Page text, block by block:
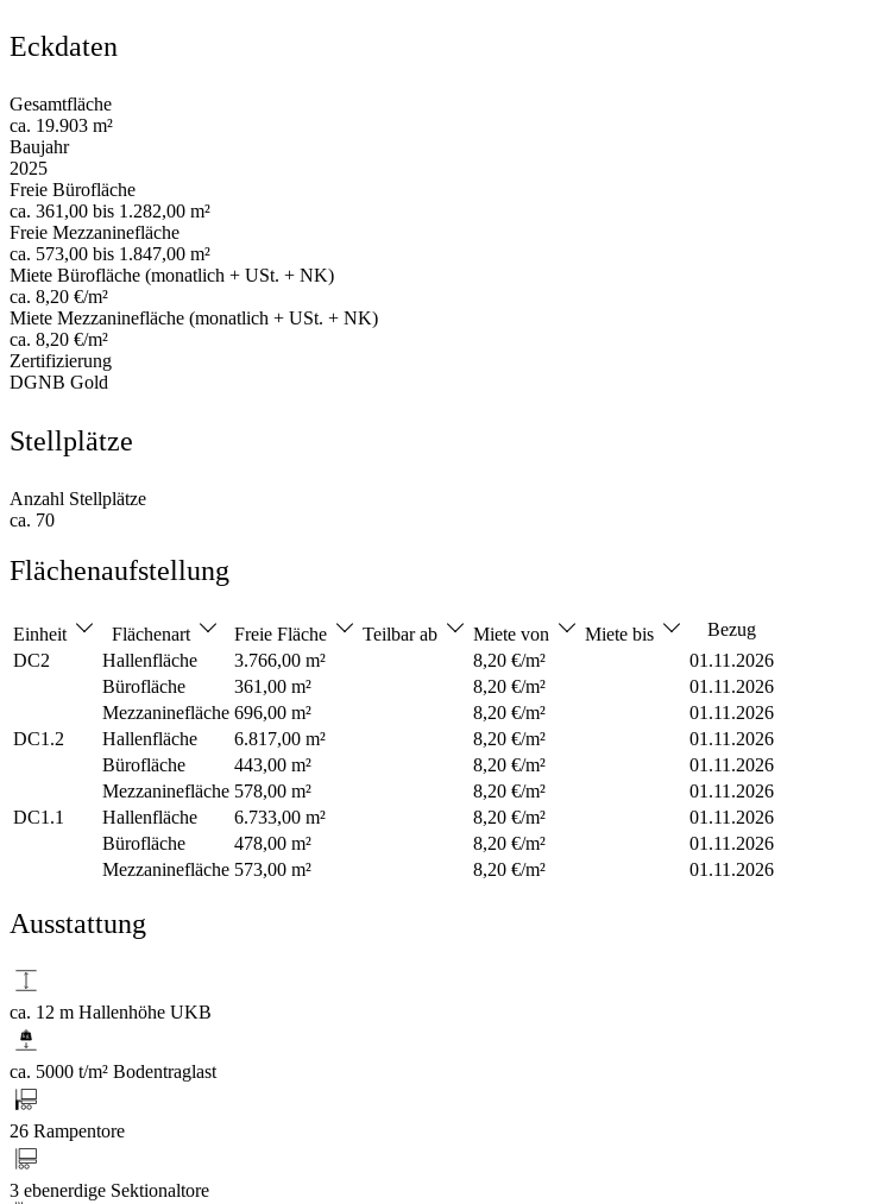
Eckdaten
Gesamtfläche
ca. 19.903 m²
Baujahr
2025
Freie Bürofläche
ca. 361,00 bis 1.282,00 m²
Freie Mezzaninefläche
ca. 573,00 bis 1.847,00 m²
Miete Bürofläche (monatlich + USt. + NK)
ca. 8,20 €/m²
Miete Mezzaninefläche (monatlich + USt. + NK)
ca. 8,20 €/m²
Zertifizierung
DGNB Gold
Stellplätze
Anzahl Stellplätze
ca. 70
Flächenaufstellung
Einheit Flächenart Freie Fläche Teilbar ab Miete von Miete bis
Bezug
DC2
Hallenfläche 3.766,00 m² 8,20 €/m²
01.11.2026
Bürofläche
361,00 m² 8,20 €/m²
01.11.2026
Mezzaninefläche 696,00 m² 8,20 €/m²
01.11.2026
DC1.2
Hallenfläche 6.817,00 m² 8,20 €/m²
01.11.2026
Bürofläche
443,00 m² 8,20 €/m²
01.11.2026
Mezzaninefläche 578,00 m² 8,20 €/m²
01.11.2026
DC1.1
Hallenfläche 6.733,00 m² 8,20 €/m²
01.11.2026
Bürofläche
478,00 m² 8,20 €/m²
01.11.2026
Mezzaninefläche 573,00 m² 8,20 €/m² 01.11.2026
Ausstattung
ca. 12 m Hallenhöhe UKB
ca. 5000 t/m² Bodentraglast
26 Rampentore
3 ebenerdige Sektionaltore